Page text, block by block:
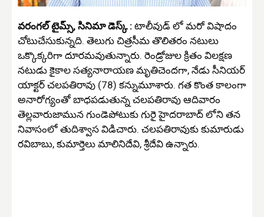
వరంగల్ టైమ్స్, సినిమా డెస్క్ : టాలీవుడ్ లో మరో విషాదం
చోటుచేసుకున్నది. తెలుగు చిత్రసీమ తొలితరం నటులు
ఒక్కొక్కరిగా దూరమవుతున్నారు. రెండ్రోజుల క్రితం విలక్షణ
నటుడు కైకాల సత్యనారాయణ మృతిచెందగా, నేడు సీనియర్
యాక్టర్ చలపతిరావు (78) కన్నుమూశారు. గత కొంత కాలంగా
అనారోగ్యంతో బాధపడుతున్న చలపతిరావు ఆదివారం
తెల్లవారుజామున గుండెపోటుకు గురై హైదరాబాద్ లోని తన
నివాసంలో తుదిశ్వాస విడిచారు. చలపతిరావుకు కుమారుడు
రవిబాబు, కుమార్తెలు మాలినిదేవి, శ్రీదేవి ఉన్నారు.